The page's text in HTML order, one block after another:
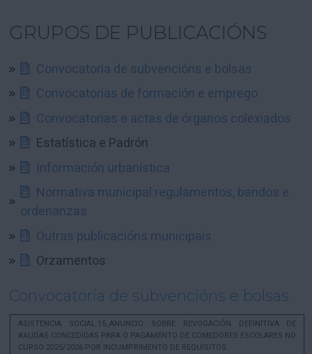
GRUPOS DE PUBLICACIÓNS
Convocatoria de subvencións e bolsas
Convocatorias de formación e emprego
Convocatorias e actas de órganos colexiados
Estatística e Padrón
Información urbanística
Normativa municipal:regulamentos, bandos e
ordenanzas
Outras publicacións municipais
Orzamentos
Convocatoria de subvencións e bolsas
ASISTENCIA SOCIAL.15_ANUNCIO SOBRE REVOGACIÓN DEFINITIVA DE
AXUDAS CONCEDIDAS PARA O PAGAMENTO DE COMEDORES ESCOLARES NO
CURSO 2025/2026 POR INCUMPRIMENTO DE REQUISITOS